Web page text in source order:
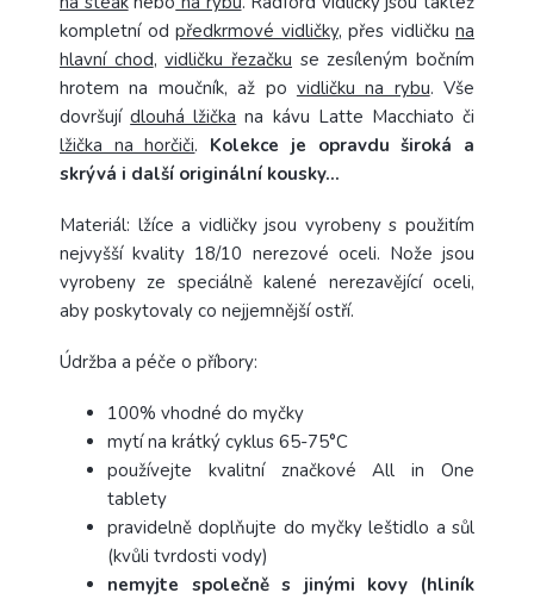
kompletní od předkrmové vidličky, přes vidličku na
hlavní chod,vidličku řezačku se zesíleným bočním
hrotem na moučník, až po vidličku na rybu. Vše
dovršujídlouhá lžička na kávu Latte Macchiato či
lžička na horčiči. Kolekce je opravdu široká a
skrývá i další originální kousky...
Materiál: lžíce a vidličky jsou vyrobeny s použitím
nejvyšší kvality 18/10 nerezové oceli. Nože jsou
vyrobeny ze speciálně kalené nerezavějící oceli,
aby poskytovaly co nejjemnější ostří.
Údržba a péče o příbory:
100% vhodné do myčky
mytí na krátký cyklus 65-75°C
používejte kvalitní značkové All in One
tablety
pravidelně doplňujte do myčky leštidlo a sůl
(kvůli tvrdosti vody)
nemyjte společně s jinými kovy (hliník